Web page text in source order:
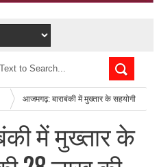
आजमगढ़: बाराबंकी में मुख्तार के सहयोगी
में मुख्तार के